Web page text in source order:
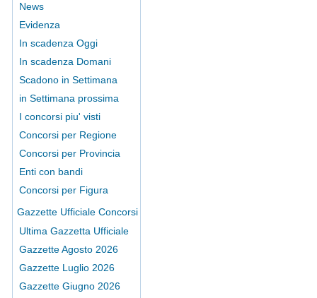
News
Evidenza
In scadenza Oggi
In scadenza Domani
Scadono in Settimana
in Settimana prossima
I concorsi piu' visti
Concorsi per Regione
Concorsi per Provincia
Enti con bandi
Concorsi per Figura
Gazzette Ufficiale Concorsi
Ultima Gazzetta Ufficiale
Gazzette Agosto 2026
Gazzette Luglio 2026
Gazzette Giugno 2026